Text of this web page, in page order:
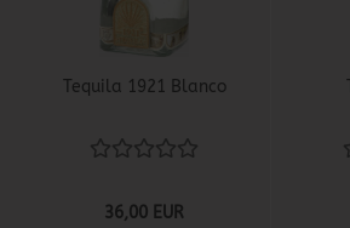
Tequila 1921 Blanco
36,00 EUR